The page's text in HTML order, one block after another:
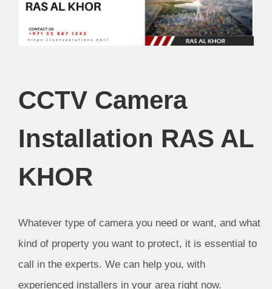
CCTV Camera
Installation RAS AL
KHOR
Whatever type of camera you need or want, and what
kind of property you want to protect, it is essential to
call in the experts. We can help you, with
experienced installers in your area right now.